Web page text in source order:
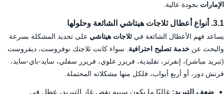
الإمارات بجودة عالية.
3.1. أنواع أعطال ثلاجات هيتاشي الشائعة وحلولها
يساعد فهم الأعطال الشائعة في ثلاجات هيتاشي على تحديد المشكلة بسرعة
والبحث عن خدمة تصليح احترافية . سواء كانت ثلاجتك نوفروست، ديفروست
(تبريد مباشر)، إنفرتر، تقليدية، فريزر علوي، فريزر سفلي، سايد-باي-سايد،
فرنش دور، أو أربع أبواب، فلكل منها مشكلاته المحتملة.
ضعف التبريد: غالبًا ما يكون سببه نقص غاز التبريد، عطل في